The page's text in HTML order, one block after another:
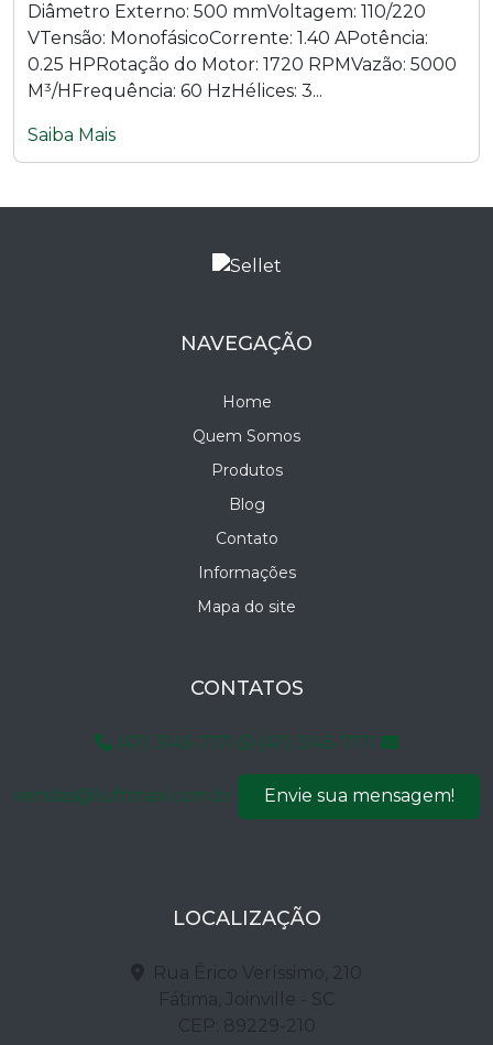
Diâmetro Externo: 500 mmVoltagem: 110/220
VTensão: MonofásicoCorrente: 1.40 APotência:
0.25 HPRotação do Motor: 1720 RPMVazão: 5000
M³/HFrequência: 60 HzHélices: 3...
Saiba Mais
NAVEGAÇÃO
Home
Quem Somos
Produtos
Blog
Contato
Informações
Mapa do site
CONTATOS
(47) 3145-7171 (47) 3145-7171
vendas@luftmaxi.com.br Envie sua mensagem!
LOCALIZAÇÃO
Rua Érico Veríssimo, 210
Fátima, Joinville - SC
CEP: 89229-210